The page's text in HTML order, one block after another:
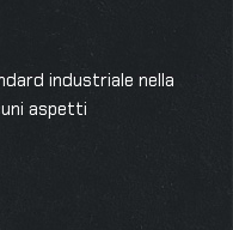
industriale nella
aspetti